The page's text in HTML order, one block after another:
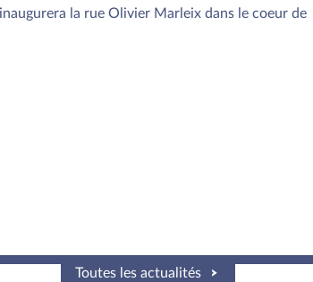
la rue Olivier Marleix dans le coeur de
Toutes les actualités